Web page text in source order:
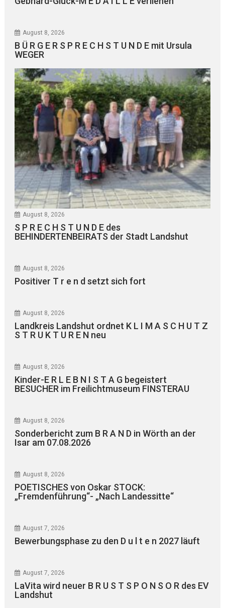
August 8, 2026
B Ü R G E R S P R E C H S T U N D E mit Ursula
WEGER
August 8, 2026
S P R E C H S T U N D E des
BEHINDERTENBEIRATS der Stadt Landshut
August 8, 2026
Positiver T r e n d setzt sich fort
August 8, 2026
Landkreis Landshut ordnet K L I M A S C H U T Z
S T R U K T U R E N neu
August 8, 2026
Kinder-E R L E B N I S T A G begeistert
BESUCHER im Freilichtmuseum FINSTERAU
August 8, 2026
Sonderbericht zum B R A N D in Wörth an der
Isar am 07.08.2026
August 8, 2026
POETISCHES von Oskar STOCK:
„Fremdenführung“- „Nach Landessitte“
August 7, 2026
Bewerbungsphase zu den D u l t e n 2027 läuft
August 7, 2026
LaVita wird neuer B R U S T S P O N S O R des EV
Landshut